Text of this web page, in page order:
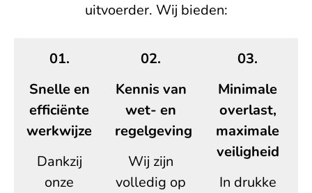
uitvoerder. Wij bieden:
01.
Snelle en
efficiënte
werkwijze
Dankzij
onze
02.
Kennis van
wet- en
regelgeving
Wij zijn
volledig op
03.
Minimale
overlast,
maximale
veiligheid
In drukke